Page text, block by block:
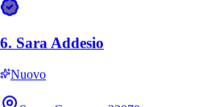
6. Sara Addesio
Nuovo